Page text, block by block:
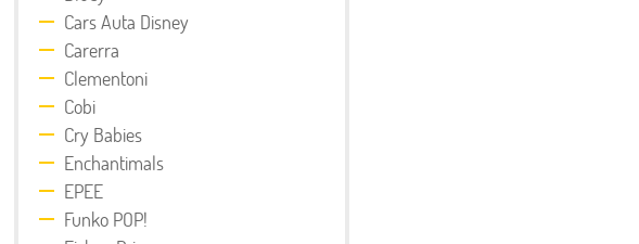
Cars Auta Disney
Carerra
Clementoni
Cobi
Cry Babies
Enchantimals
EPEE
Funko POP!